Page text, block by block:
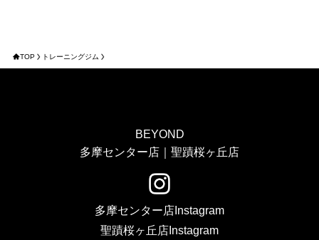
TOP トレーニングジム
BEYOND
多摩センター店｜聖蹟桜ヶ丘店
多摩センター店Instagram
聖蹟桜ヶ丘店Instagram